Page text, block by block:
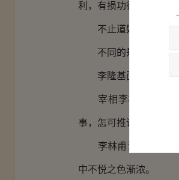
利，有损功德，又推托
不止道姑认为方圆推
不同的是肖洒觉得方
李隆基面无表情，沉
宰相李林甫眼睛一
事，怎可推诿不前？些
李林甫说完，群臣传
中不悦之色渐浓。